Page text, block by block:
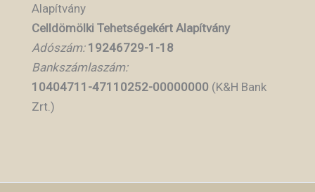
Alapítvány
Celldömölki Tehetségekért Alapítvány
Adószám: 19246729-1-18
Bankszámlaszám:
10404711-47110252-00000000 (K&H Bank
Zrt.)